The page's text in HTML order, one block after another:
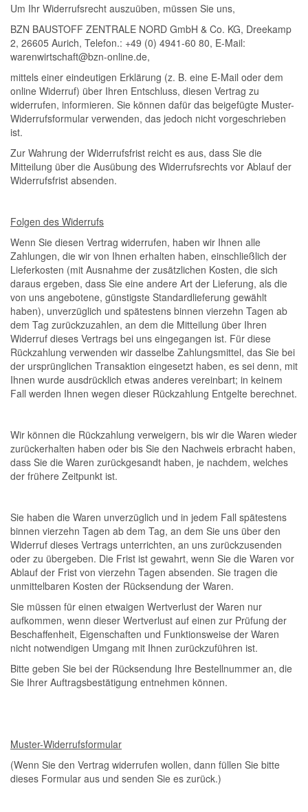
Um Ihr Widerrufsrecht auszuüben, müssen Sie uns,
BZN BAUSTOFF ZENTRALE NORD GmbH & Co. KG, Dreekamp
2, 26605 Aurich, Telefon.: +49 (0) 4941-60 80, E-Mail:
warenwirtschaft@bzn-online.de,
mittels einer eindeutigen Erklärung (z. B. eine E-Mail oder dem
online Widerruf) über Ihren Entschluss, diesen Vertrag zu
widerrufen, informieren. Sie können dafür das beigefügte Muster-
Widerrufsformular verwenden, das jedoch nicht vorgeschrieben
ist.
Zur Wahrung der Widerrufsfrist reicht es aus, dass Sie die
Mitteilung über die Ausübung des Widerrufsrechts vor Ablauf der
Widerrufsfrist absenden.
Folgen des Widerrufs
Wenn Sie diesen Vertrag widerrufen, haben wir Ihnen alle
Zahlungen, die wir von Ihnen erhalten haben, einschließlich der
Lieferkosten (mit Ausnahme der zusätzlichen Kosten, die sich
daraus ergeben, dass Sie eine andere Art der Lieferung, als die
von uns angebotene, günstigste Standardlieferung gewählt
haben), unverzüglich und spätestens binnen vierzehn Tagen ab
dem Tag zurückzuzahlen, an dem die Mitteilung über Ihren
Widerruf dieses Vertrags bei uns eingegangen ist. Für diese
Rückzahlung verwenden wir dasselbe Zahlungsmittel, das Sie bei
der ursprünglichen Transaktion eingesetzt haben, es sei denn, mit
Ihnen wurde ausdrücklich etwas anderes vereinbart; in keinem
Fall werden Ihnen wegen dieser Rückzahlung Entgelte berechnet.
Wir können die Rückzahlung verweigern, bis wir die Waren wieder
zurückerhalten haben oder bis Sie den Nachweis erbracht haben,
dass Sie die Waren zurückgesandt haben, je nachdem, welches
der frühere Zeitpunkt ist.
Sie haben die Waren unverzüglich und in jedem Fall spätestens
binnen vierzehn Tagen ab dem Tag, an dem Sie uns über den
Widerruf dieses Vertrags unterrichten, an uns zurückzusenden
oder zu übergeben. Die Frist ist gewahrt, wenn Sie die Waren vor
Ablauf der Frist von vierzehn Tagen absenden. Sie tragen die
unmittelbaren Kosten der Rücksendung der Waren.
Sie müssen für einen etwaigen Wertverlust der Waren nur
aufkommen, wenn dieser Wertverlust auf einen zur Prüfung der
Beschaffenheit, Eigenschaften und Funktionsweise der Waren
nicht notwendigen Umgang mit Ihnen zurückzuführen ist.
Bitte geben Sie bei der Rücksendung Ihre Bestellnummer an, die
Sie Ihrer Auftragsbestätigung entnehmen können.
Muster-Widerrufsformular
(Wenn Sie den Vertrag widerrufen wollen, dann füllen Sie bitte
dieses Formular aus und senden Sie es zurück.)